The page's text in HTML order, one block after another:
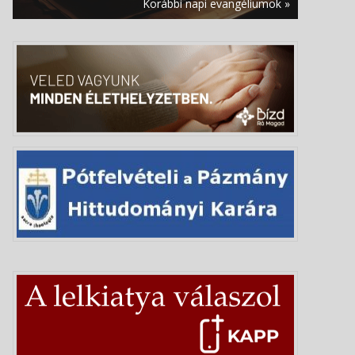
Mai evangélium – 2026. augusztus 7.
augusztus 6. | 20:05
A szolgálat és a közösség ünnepe –
Nagykovácsi közelében tartják a közép-
európai cserkésztalálkozót
Istent az utcákon kell keresni –
augusztus 6. | 18:27
Giovanni Bellini:Urunk színeváltozása
augusztus 6. | 17:40
Esztergomi Hittudományi Főiskolán
augusztus 6. | 17:05
Leó pápa homíliája Assisiben: A világ
akkor újul meg, ha Krisztust követve mi
Korábbi napi evangéliumok »